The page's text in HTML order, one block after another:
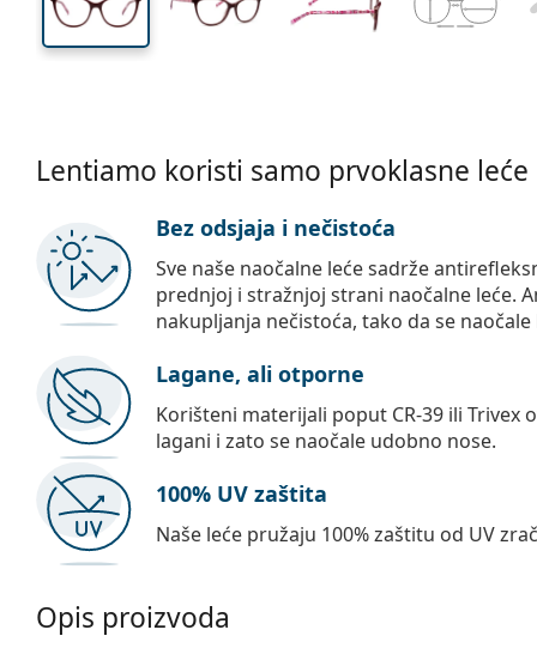
Lentiamo koristi samo prvoklasne leće
Bez odsjaja i nečistoća
Sve naše naočalne leće sadrže
prednjoj i stražnjoj strani naočalne leće.
nakupljanja nečistoća, tako da se naočale
Lagane, ali otporne
Korišteni materijali poput CR-39 ili Trivex
lagani i zato se naočale udobno nose.
100% UV zaštita
Naše leće pružaju 100% zaštitu od UV
Opis proizvoda